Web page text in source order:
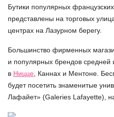
Бутики популярных
представлены на торговых
центрах на Лазурном берегу.
Большинство фирменных
и популярных брендов средней
в Ницце , Каннах и Ментоне.
будет посетить знаменитые
Лафайет» (Galeries Lafayette),